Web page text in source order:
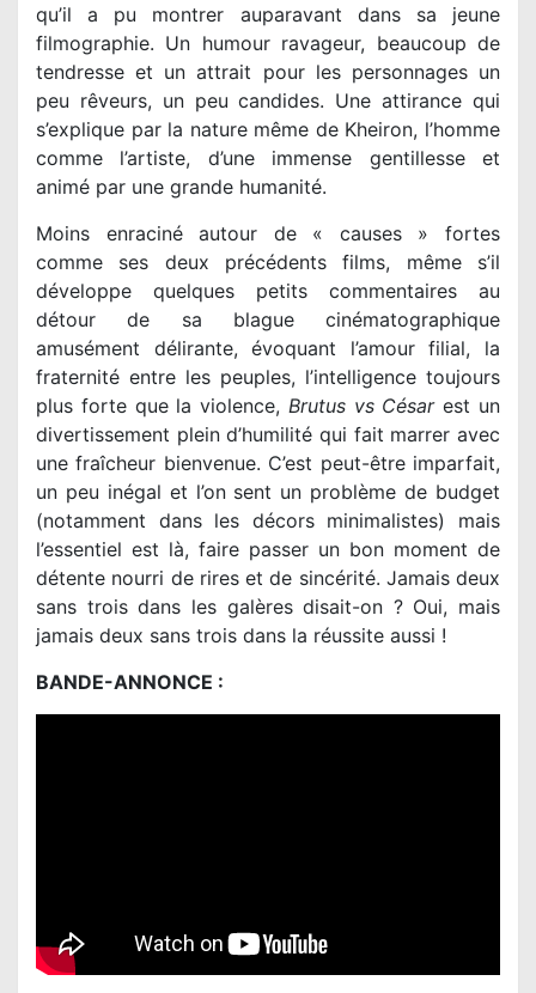
qu’il a pu montrer auparavant dans sa jeune
filmographie. Un humour ravageur, beaucoup de
tendresse et un attrait pour les personnages un
peu rêveurs, un peu candides. Une attirance qui
s’explique par la nature même de Kheiron, l’homme
comme l’artiste, d’une immense gentillesse et
animé par une grande humanité.
Moins enraciné autour de « causes » fortes
comme ses deux précédents films, même s’il
développe quelques petits commentaires au
détour de sa blague cinématographique
amusément délirante, évoquant l’amour filial, la
fraternité entre les peuples, l’intelligence toujours
plus forte que la violence, Brutus vs Césarest un
divertissement plein d’humilité qui fait marrer avec
une fraîcheur bienvenue. C’est peut-être imparfait,
un peu inégal et l’on sent un problème de budget
(notamment dans les décors minimalistes) mais
l’essentiel est là, faire passer un bon moment de
détente nourri de rires et de sincérité. Jamais deux
sans trois dans les galères disait-on ? Oui, mais
jamais deux sans trois dans la réussite aussi !
BANDE-ANNONCE :